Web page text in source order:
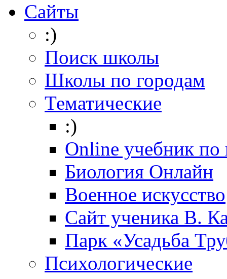
Сайты
:)
Поиск школы
Школы по городам
Тематические
:)
Online учебник по
Биология Онлайн
Военное искусство
Cайт ученика В.
Парк «Усадьба
Психологические